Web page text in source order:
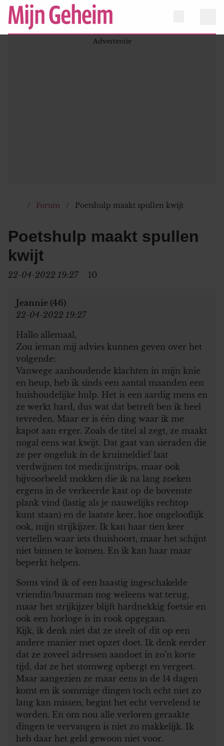
Forum Poetshulp maakt spullen kwijt
Poetshulp maakt spullen
kwijt
22-04-2022 19:27 10
Jeannie (46)
22-04-2022 19:27
Hallo allemaal,
Zou ieman mij advies kunnen geven over het
volgende:
Vanwege aanhoudende klachten in mijn knie
en heup, heb ik sinds een aantal maanden een
huishoudelijke hulp. Het is een aardig mens en
ze werkt hard, dus wat dat betreft ben ik heel
tevreden. Maar er is één ding waar ik me
kapot aan erger. Zoals de titel al zegt, ze maakt
nogal eens wat kwijt. Dat gaat van sieraden die
ze per ongeluk in de kruimeldief laat
verdwijnen tot medicijnstrips, maar ook
bijvoorbeeld mokken die ik na lang zoeken
ergens in de verkeerde kast op de bovenste
plank vind (lastig als je nauwelijks rechtop
kunt staan) en de laatste keer, hoe ongelooflijk
ook, mijn strijkijzer. Ik kan haar tien keer
vertellen waar iets thuishoort, maar het schijnt
niet binnen te komen. En ik kan haar maar
beperkt helpen.
Soms vind ik of een haastig ingeschakelde
vriendin/buurman nog weleens wat terug,
maar het strijkijzer blijft hardnekkig foetsie en
ook een horloge is in rook opgegaan.
Kijk, ik denk niet dat ze steelt of dit op een
andere manier met opzet doet. Ik denk eerder
dat ze zoveel adressen aandoet in zo’n korte
tijd, dat ze het stomweg opbergt en vergeet.
Maar aangezien ze maar eens in de 14 dagen
komt en ik sommige dingen toch echt niet zo
lang kan missen, begint het echt vervelend te
worden. En om nou alle verloren geraakte
dingen te vervangen is niet zo makkelijk. Ik
heb daar het geld gewoon niet voor.